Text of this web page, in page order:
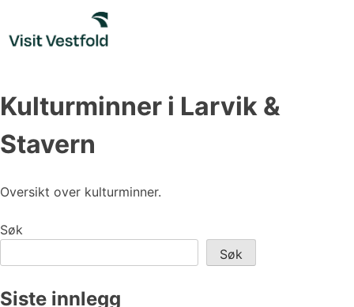
content
Kulturminner i Larvik &
Stavern
Oversikt over kulturminner.
Søk
Søk
Siste innlegg